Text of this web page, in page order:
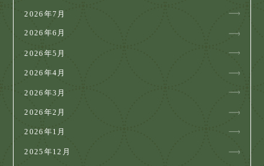
2026年7月
2026年6月
2026年5月
2026年4月
2026年3月
2026年2月
2026年1月
2025年12月